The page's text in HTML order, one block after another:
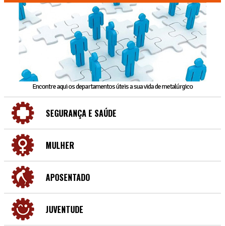
Encontre aqui os departamentos úteis a sua vida de metalúrgico
SEGURANÇA E SAÚDE
MULHER
APOSENTADO
JUVENTUDE